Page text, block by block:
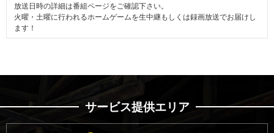
放送日時の詳細は番組ページをご確認下さい。
火曜・土曜に行われるホームゲームを生中継もしくは録画放送でお届けし
ます！
誰の心の中にもある「大切なもの」「未来に残したいもの」を世間遺産と
呼び、町で出会った皆さんに伺う番組です。
HIGHスク知多半島
サービス提供エリア